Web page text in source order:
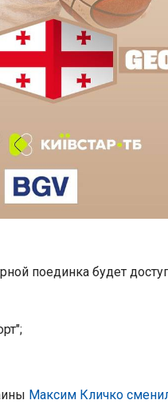
поединка будет
Максим Кличко